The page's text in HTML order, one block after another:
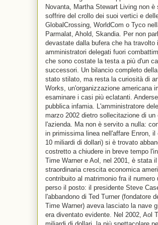
Novanta, Martha Stewart Living non
soffrire del crollo dei suoi vertici e
GlobalCrossing, WorldCom o Tyco
Parmalat, Ahold, Skandia. Per non
devastate dalla bufera che ha
amministratori delegati fuori
che sono costate la testa a più d'un
successori. Un bilancio completo
stato stilato, ma resta la curiosità di
Works, un'organizzazione americana
esaminare i casi più eclatanti.
pubblica infamia. L'amministratore
marzo 2002 dietro sollecitazione di
l'azienda. Ma non è servito a nulla:
in primissima linea nell'affare Enron,
10 miliardi di dollari) si è trovato
costretto a chiudere in breve tempo
Time Warner e Aol, nel 2001, è stata
straordinaria crescita economica
contribuito al matrimonio fra il
perso il posto: il presidente Steve
l'abbandono di Ted Turner (fondatore
Time Warner) aveva lasciato la nave
era diventato evidente. Nel 2002, Aol